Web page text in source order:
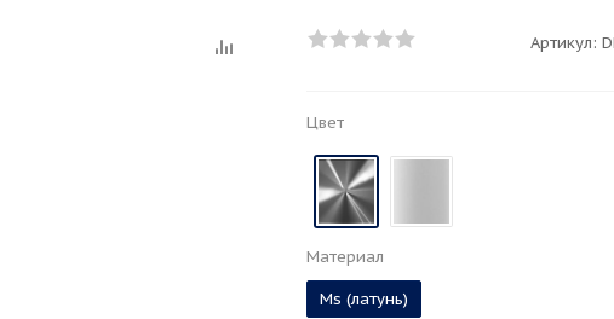
Артикул:
Цвет
Материал
Ms (латунь)